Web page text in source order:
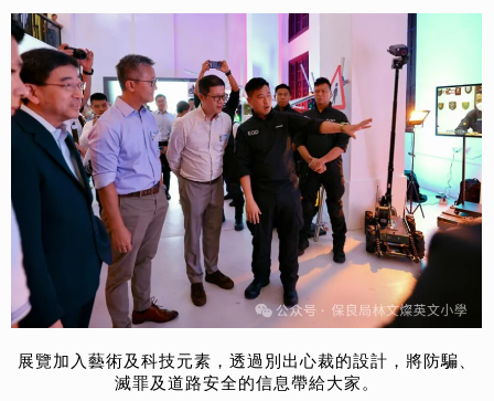
展覽加入藝術及科技元素，透過別出心裁的設計，將防騙、
滅罪及道路安全的信息帶給大家。